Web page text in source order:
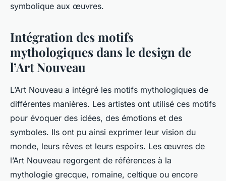
symbolique aux œuvres.
Intégration des motifs
mythologiques dans le design de
l’Art Nouveau
L’Art Nouveau a intégré les motifs mythologiques de
différentes manières. Les artistes ont utilisé ces motifs
pour évoquer des idées, des émotions et des
symboles. Ils ont pu ainsi exprimer leur vision du
monde, leurs rêves et leurs espoirs. Les œuvres de
l’Art Nouveau regorgent de références à la
mythologie grecque, romaine, celtique ou encore